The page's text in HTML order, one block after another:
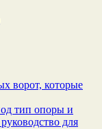
ворот, которые
тип опоры и
для